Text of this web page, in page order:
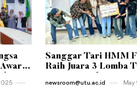
Sanggar Tari HMM
Raih Juara 3 Lomba
newsroom@utu.ac.id May